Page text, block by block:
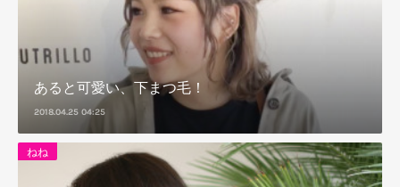
あると可愛い、下まつ毛！
2018.04.25 04:25
ねね